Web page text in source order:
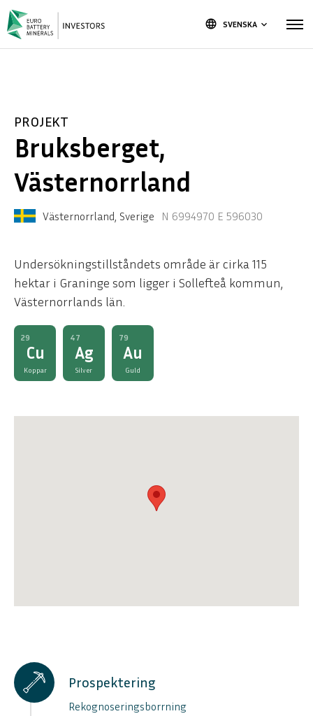
language SVENSKA keyboard_arrow_down
PROJEKT
Bruksberget,
Västernorrland
Västernorrland, Sverige N 6994970 E 596030
Undersökningstillståndets område är cirka 115
hektar i Graninge som ligger i Sollefteå kommun,
Västernorrlands län.
29
Cu
Koppar
47
Ag
Silver
79
Au
Guld
Prospektering
Rekognoseringsborrning